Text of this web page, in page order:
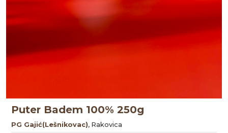
Puter Badem 100% 250g
PG Gajić(Lešnikovac), Rakovica